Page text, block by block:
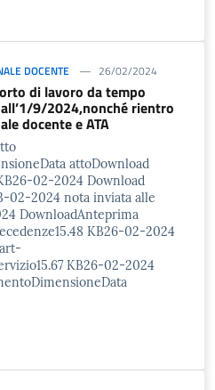
DOCENTE 26/02/2024
di lavoro da tempo
9/2024,nonché rientro
docente e ATA
attoDownload
02-2024 Download
02-2024 nota inviata alle
DownloadAnteprima
KB26-02-2024
KB26-02-2024